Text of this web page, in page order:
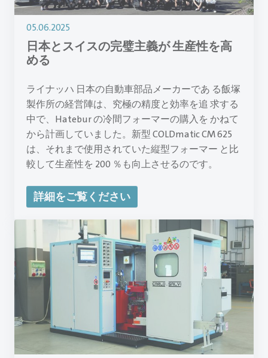
05.06.2025
日本とスイスの完璧主義が 生産性を高
める
ライナッハ 日本の自動車部品メーカーであ る飯塚
製作所の経営陣は、究極の精度と効率を追 求する
中で、Hatebur の冷間フォーマーの購入を かねて
から計画していました。新型 COLDmatic CM 625
は、それまで使用されていた縦型フォーマー と比
較して生産性を 200 ％も向上させるのです。
詳細をご覧ください